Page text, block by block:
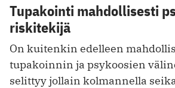
Tupakointi mahdollisesti
riskitekijä
On kuitenkin edelleen
tupakoinnin ja psykoosien
selittyy jollain kolmannella